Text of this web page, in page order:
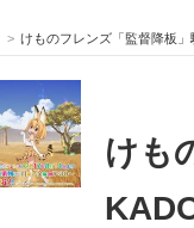
ジネスと働き方のヒント
ITエンジニア向け専門サイト
> けものフレンズ「監督降板
けも